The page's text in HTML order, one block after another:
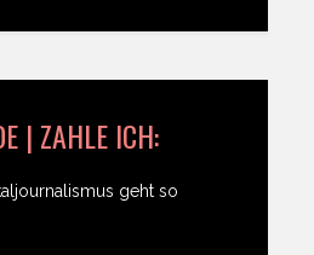
| ZAHLE ICH:
geht so